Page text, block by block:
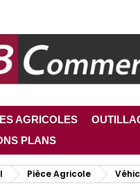
AGRICOLES
PLANS
Pièce Agricole